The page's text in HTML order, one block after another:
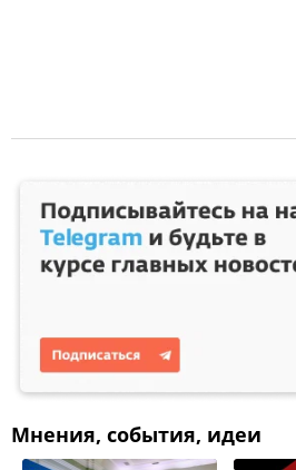
Мнения, события, идеи